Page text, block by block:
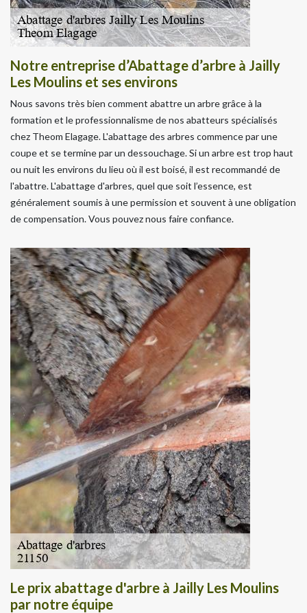
Notre entreprise d’Abattage d’arbre à Jailly
Les Moulins et ses environs
Nous savons très bien comment abattre un arbre grâce à la
formation et le professionnalisme de nos abatteurs spécialisés
chez Theom Elagage. L'abattage des arbres commence par une
coupe et se termine par un dessouchage. Si un arbre est trop haut
ou nuit les environs du lieu où il est boisé, il est recommandé de
l'abattre. L'abattage d'arbres, quel que soit l’essence, est
généralement soumis à une permission et souvent à une obligation
de compensation. Vous pouvez nous faire confiance.
Le prix abattage d'arbre à Jailly Les Moulins
par notre équipe